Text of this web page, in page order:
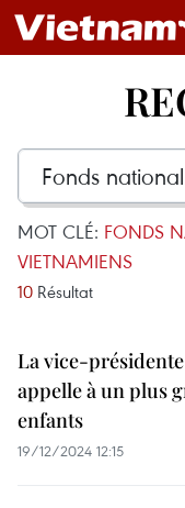
MOT CLÉ: FONDS
VIETNAMIENS
10 Résultat
La vice-
appelle à un plus
enfants
19/12/2024 12:15